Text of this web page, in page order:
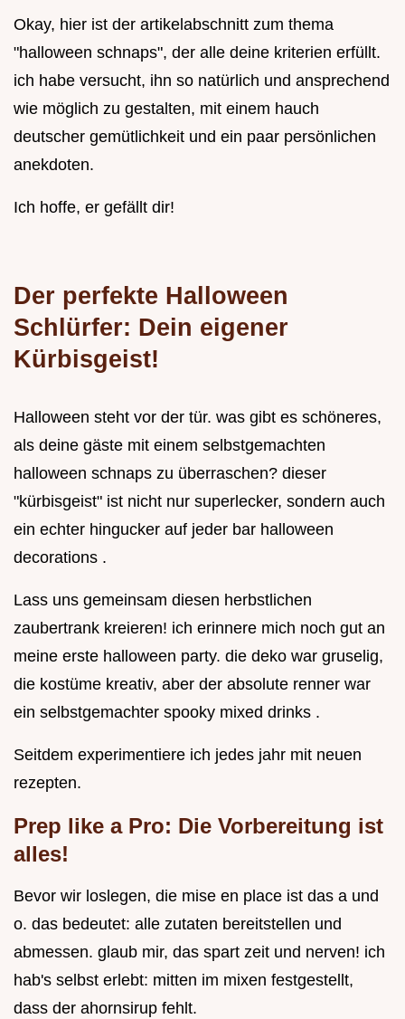
Okay, hier ist der artikelabschnitt zum thema
"halloween schnaps", der alle deine kriterien erfüllt.
ich habe versucht, ihn so natürlich und ansprechend
wie möglich zu gestalten, mit einem hauch
deutscher gemütlichkeit und ein paar persönlichen
anekdoten.
Ich hoffe, er gefällt dir!
Der perfekte Halloween
Schlürfer: Dein eigener
Kürbisgeist!
Halloween steht vor der tür. was gibt es schöneres,
als deine gäste mit einem selbstgemachten
halloween schnaps zu überraschen? dieser
"kürbisgeist" ist nicht nur superlecker, sondern auch
ein echter hingucker auf jeder bar halloween
decorations .
Lass uns gemeinsam diesen herbstlichen
zaubertrank kreieren! ich erinnere mich noch gut an
meine erste halloween party. die deko war gruselig,
die kostüme kreativ, aber der absolute renner war
ein selbstgemachter spooky mixed drinks .
Seitdem experimentiere ich jedes jahr mit neuen
rezepten.
Prep like a Pro: Die Vorbereitung ist
alles!
Bevor wir loslegen, die mise en place ist das a und
o. das bedeutet: alle zutaten bereitstellen und
abmessen. glaub mir, das spart zeit und nerven! ich
hab's selbst erlebt: mitten im mixen festgestellt,
dass der ahornsirup fehlt.